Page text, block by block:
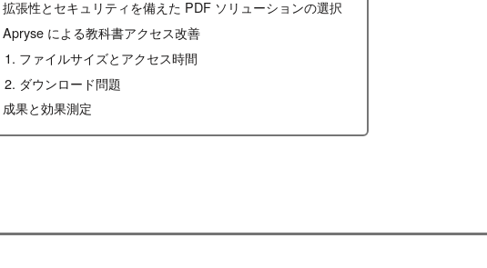
拡張性とセキュリティを備えた PDF ソリューションの選択
Apryse による教科書アクセス改善
ファイルサイズとアクセス時間
ダウンロード問題
成果と効果測定